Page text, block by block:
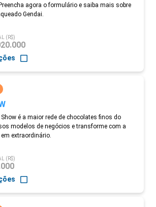
agora o formulário e saiba mais sobre
Gendai.
(R$)
é a maior rede de chocolates finos do
modelos de negócios e transforme com a
extraordinário.
(R$)